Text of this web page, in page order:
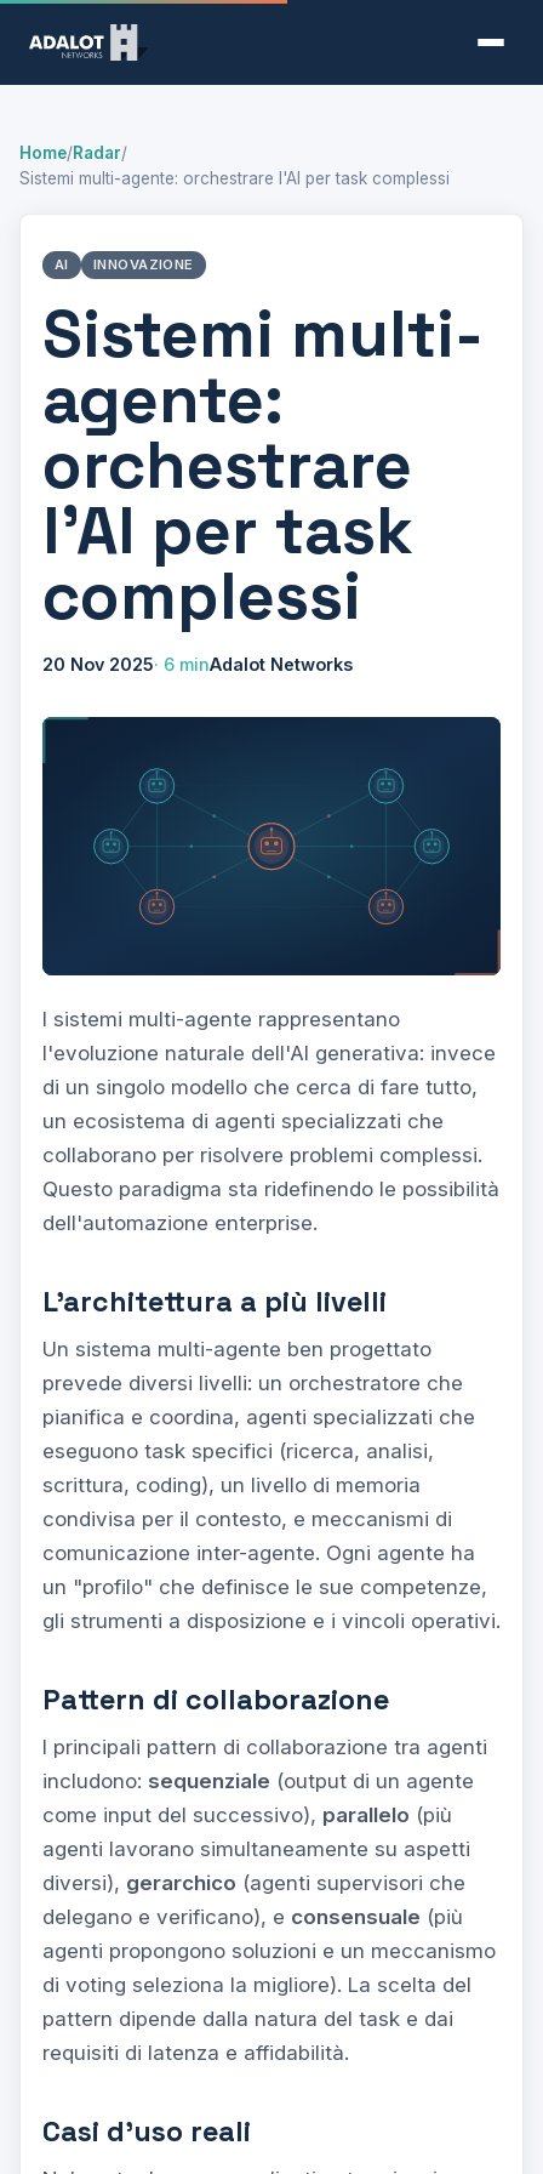
Home/Radar/
Sistemi multi-agente: orchestrare l'AI per task complessi
AI INNOVAZIONE
Sistemi multi-
agente:
orchestrare
l'AI per task
complessi
20 Nov 2025 6 minAdalot Networks
I sistemi multi-agente rappresentano
l'evoluzione naturale dell'AI generativa: invece
di un singolo modello che cerca di fare tutto,
un ecosistema di agenti specializzati che
collaborano per risolvere problemi complessi.
Questo paradigma sta ridefinendo le possibilità
dell'automazione enterprise.
L'architettura a più livelli
Un sistema multi-agente ben progettato
prevede diversi livelli: un orchestratore che
pianifica e coordina, agenti specializzati che
eseguono task specifici (ricerca, analisi,
scrittura, coding), un livello di memoria
condivisa per il contesto, e meccanismi di
comunicazione inter-agente. Ogni agente ha
un "profilo" che definisce le sue competenze,
gli strumenti a disposizione e i vincoli operativi.
Pattern di collaborazione
I principali pattern di collaborazione tra agenti
includono: sequenziale (output di un agente
come input del successivo), parallelo (più
agenti lavorano simultaneamente su aspetti
diversi), gerarchico (agenti supervisori che
delegano e verificano), e consensuale (più
agenti propongono soluzioni e un meccanismo
di voting seleziona la migliore). La scelta del
pattern dipende dalla natura del task e dai
requisiti di latenza e affidabilità.
Casi d'uso reali